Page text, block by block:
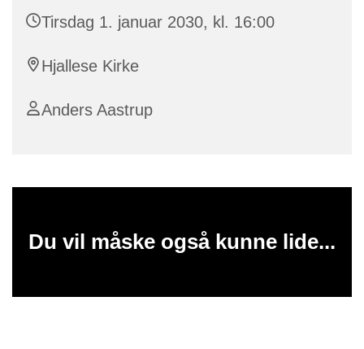
Tirsdag 1. januar 2030, kl. 16:00
Hjallese Kirke
Anders Aastrup
Du vil måske også kunne lide...